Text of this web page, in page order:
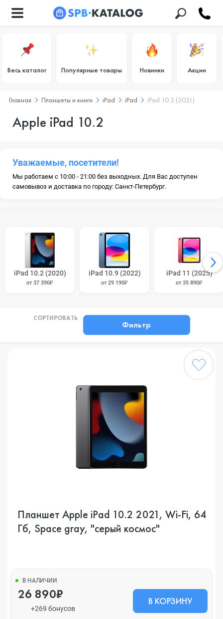
Весь каталог Популярные товары Новинки Акции
Главная Планшеты и книги iPad iPad iPad 10.2 (2021)
Apple iPad 10.2
Уважаемые, посетители!
Мы работаем с 10:00 - 21:00 без выходных. Для Вас доступен
самовывоз и доставка по городу: Санкт-Петербург.
iPad 10.2 (2020)
от 37 390₽
iPad 10.9 (2022)
от 29 190₽
iPad 11 (2025)
от 35 890₽
СОРТИРОВАТЬ
Фильтр
Планшет Apple iPad 10.2 2021, Wi-Fi, 64
Гб, Space gray, "серый космос"
В НАЛИЧИИ
26 890₽
+269 бонусов
В КОРЗИНУ